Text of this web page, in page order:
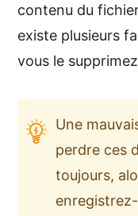
contenu du
existe plusieurs
vous le
Une
perdre ces
toujours,